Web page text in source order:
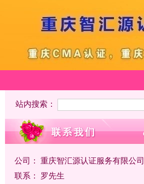
站内搜索：
公司： 重庆智汇源认证服务有限公司
联系： 罗先生